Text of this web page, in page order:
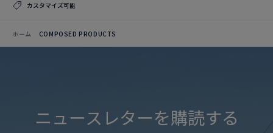
カスタマイズ可能
ホーム COMPOSED PRODUCTS
ニュースレターを購読する